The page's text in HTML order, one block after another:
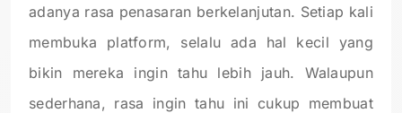
adanya rasa penasaran berkelanjutan. Setiap kali
membuka platform, selalu ada hal kecil yang
bikin mereka ingin tahu lebih jauh. Walaupun
sederhana, rasa ingin tahu ini cukup membuat